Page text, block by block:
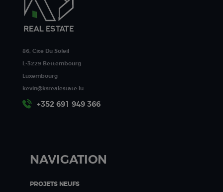
86, Cite Du Soleil
L-3229 Bettembourg
Luxembourg
kevin@ksrealestate.lu
+352 691 949 366
NAVIGATION
PROJETS NEUFS